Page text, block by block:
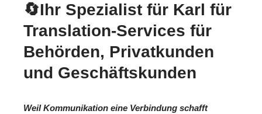
🔄Ihr Spezialist für Karl für
Translation-Services für
Behörden, Privatkunden
und Geschäftskunden
Weil Kommunikation eine Verbindung schafft